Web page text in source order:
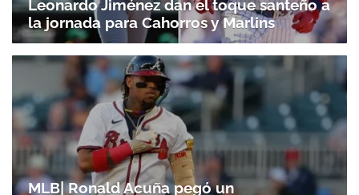
Leonardo Jiménez dan el toque santeño a
la jornada para Cahorros y Marlins
MLB| Ronald Acuña pegó un